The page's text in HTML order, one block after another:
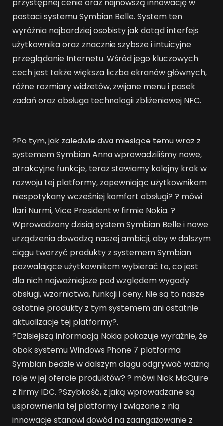
przystępnej cenie oraz najnowszą innowację w
postaci systemu Symbian Belle. System ten
wyróżnia najbardziej osobisty jak dotąd interfejs
użytkownika oraz znacznie szybsze i intuicyjne
przeglądanie Internetu. Wśród jego kluczowych
cech jest także większa liczba ekranów głównych,
różne rozmiary widżetów, zwijane menu i pasek
zadań oraz obsługa technologii zbliżeniowej NFC.
?Po tym, jak zaledwie dwa miesiące temu wraz z
systemem Symbian Anna wprowadziliśmy nowe,
atrakcyjne funkcje, teraz stawiamy kolejny krok w
rozwoju tej platformy, zapewniając użytkownikom
niespotykany wcześniej komfort obsługi? ? mówi
Ilari Nurmi, Vice President w firmie Nokia. ?
Wprowadzony dzisiaj system Symbian Belle i nowe
urządzenia dowodzą naszej ambicji, aby w dalszym
ciągu tworzyć produkty z systemem Symbian
pozwalające użytkownikom wybierać to, co jest
dla nich najważniejsze pod względem wygody
obsługi, wzornictwa, funkcji i ceny. Nie są to nasze
ostatnie produkty z tym systemem ani ostatnie
aktualizacje tej platformy?.
?Dzisiejszą informacją Nokia pokazuje wyraźnie, że
obok systemu Windows Phone 7 platforma
Symbian będzie w dalszym ciągu odgrywać ważną
rolę w jej ofercie produktów? ? mówi Nick McQuire
z firmy IDC. ?Szybkość, z jaką wprowadzane są
usprawnienia tej platformy i związane z nią
innowacje stanowi dowód na zaangażowanie z